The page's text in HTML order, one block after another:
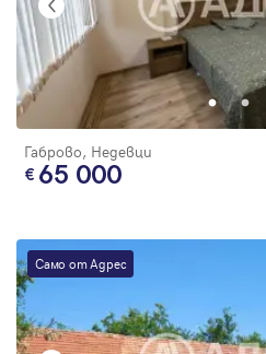
Габрово, Недевци
65 000
Само от Адрес